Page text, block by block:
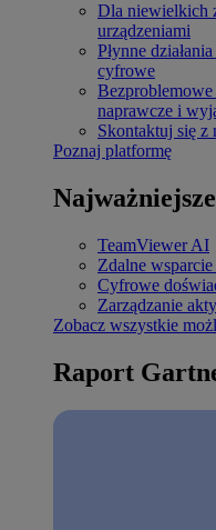
Dla niewielkich
urządzeniami
Płynne działania
cyfrowe
naprawcze i
Skontaktuj się z
Poznaj platformę
TeamViewer AI
Zdalne
Cyfrowe
Zarządzanie
Zobacz wszystkie
Raport